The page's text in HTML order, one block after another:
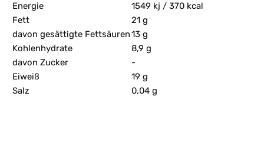
Energie
1549 kj / 370 kcal
Fett
21 g
davon gesättigte Fettsäuren13 g
Kohlenhydrate
8,9 g
davon Zucker
-
Eiweiß
19 g
Salz
0,04 g